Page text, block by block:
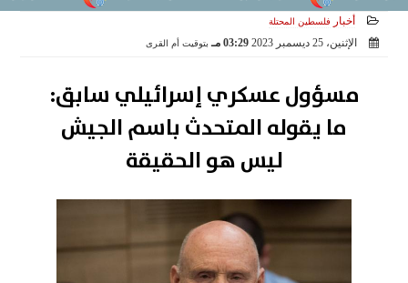
أخبار فلسطين المحتلة
الإثنين، 25 ديسمبر 2023 03:29 مـ بتوقيت أم القرى
مسؤول عسكري إسرائيلي سابق:
ما يقوله المتحدث باسم الجيش
ليس هو الحقيقة